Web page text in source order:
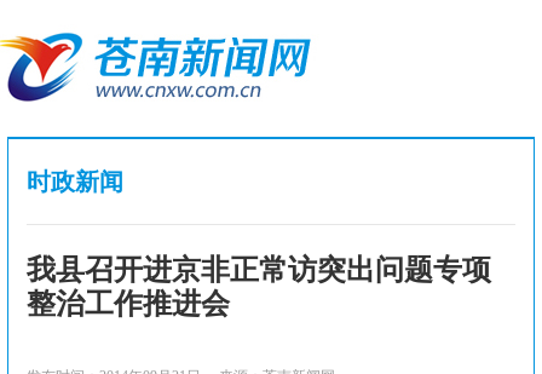
时政新闻
我县召开进京非正常访突出问题专项
整治工作推进会